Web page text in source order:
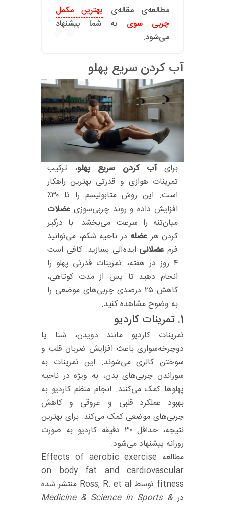
مطالعه‌ی مقاله‌ی بهترین مکمل
چربی سوی به شما پیشنهاد
می‌شود.
آب كردن سریع پهلو
برایآب كردن سریع پهلو، ترکیب
تمرینات هوازی و قدرتی بهترین راهکار
است. این روش متابولیسم را تا ۳۰٪
افزایش داده و روند چربی‌سوزی عضلات
میان‌تنه را سرعت می‌بخشد. با درگیر
کردن هر عضله در ناحیه شکم، می‌توانید
فرم عضلانی ایده‌آلی بسازید. کافی است
۴ روز در هفته، تمرینات قدرتی پهلو را
انجام دهید تا پس از مدت کوتاهی،
کاهش ۲۵ درصدی چربی‌های موضعی را
به وضوح مشاهده کنید.
1. تمرینات کاردیو
تمرینات کاردیو مانند دویدن، شنا یا
دوچرخه‌سواری باعث افزایش ضربان قلب و
سوختن کالری می‌شوند. این تمرینات به
سوزاندن چربی‌های بدن، به ویژه در ناحیه
پهلوها کمک می‌کنند. انجام منظم کاردیو به
بهبود عملکرد قلبی و عروقی و کاهش
چربی‌های موضعی کمک می‌کند. برای بهترین
نتیجه، حداقل ۳۰ دقیقه کاردیو به صورت
روزانه پیشنهاد می‌شود.
مطالعه Effects of aerobic exercise
on body fat and cardiovascular
fitness توسط Ross, R. et al منتشر شده
در Medicine & Science in Sports &